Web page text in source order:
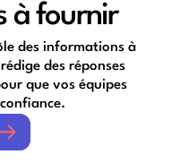
à fournir
des informations à
des réponses
que vos équipes